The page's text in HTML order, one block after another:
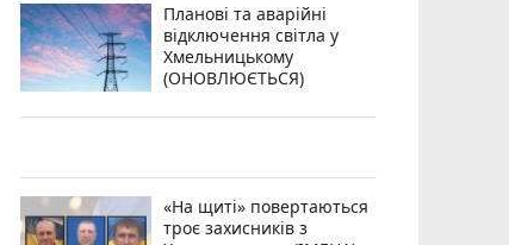
Планові та аварійні
відключення світла у
Хмельницькому
(ОНОВЛЮЄТЬСЯ)
«На щиті» повертаються
троє захисників з